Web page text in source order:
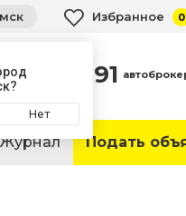
Нет
Избранное 0
91
Журнал Подать